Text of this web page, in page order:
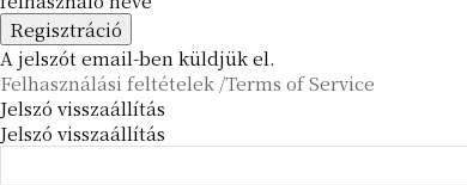
A jelszót email-ben küldjük el.
Felhasználási feltételek /Terms of Service
Jelszó visszaállítás
Jelszó visszaállítás